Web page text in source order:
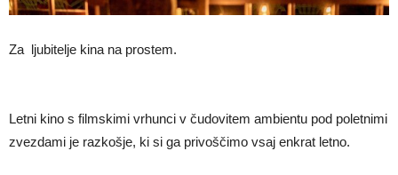
Za ljubitelje kina na prostem.
Letni kino s filmskimi vrhunci v čudovitem ambientu pod poletnimi
zvezdami je razkošje, ki si ga privoščimo vsaj enkrat letno.